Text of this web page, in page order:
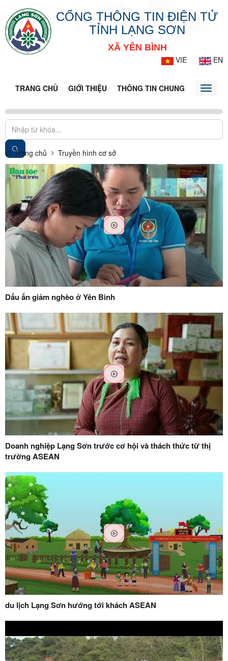
CỔNG THÔNG TIN ĐIỆN TỬ
TỈNH LẠNG SƠN
XÃ YÊN BÌNH
VIE
EN
TRANG CHỦ GIỚI THIỆU THÔNG TIN CHUNG DOANH
Toggle
Trang chủ Truyền hình cơ sở
Dấu ấn giảm nghèo ở Yên Bình
Doanh nghiệp Lạng Sơn trước cơ hội và thách thức từ thị
trường ASEAN
du lịch Lạng Sơn hướng tới khách ASEAN